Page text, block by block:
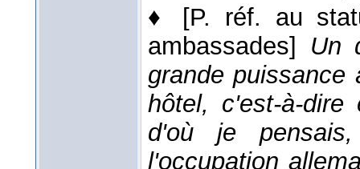
♦ [P. réf. au
ambassades] Un
grande puissance
hôtel, c'est-à-dire
d'où je
l'occupation